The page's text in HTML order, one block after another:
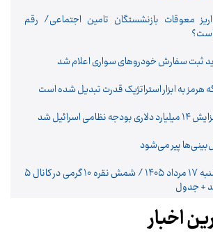
معوقات بازنشستگان تامین اجتماعی/ رقم
است؟
ثبت سفارش خودروهای سواری اعلام شد
به ابزار استراتژیک قدرت تبدیل شده است
اسرائیل شد
پیر می‌شود
قیمت نقره امروز شنبه ۱۷ مرداد ۱۴۰۵ / شمش نقره ۱۰ گرمی در کانال ۵
+ جدول
اخبار